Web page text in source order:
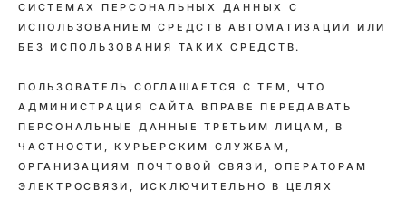
СИСТЕМАХ ПЕРСОНАЛЬНЫХ ДАННЫХ С
ИСПОЛЬЗОВАНИЕМ СРЕДСТВ АВТОМАТИЗАЦИИ ИЛИ
БЕЗ ИСПОЛЬЗОВАНИЯ ТАКИХ СРЕДСТВ.
ПОЛЬЗОВАТЕЛЬ СОГЛАШАЕТСЯ С ТЕМ, ЧТО
АДМИНИСТРАЦИЯ САЙТА ВПРАВЕ ПЕРЕДАВАТЬ
ПЕРСОНАЛЬНЫЕ ДАННЫЕ ТРЕТЬИМ ЛИЦАМ, В
ЧАСТНОСТИ, КУРЬЕРСКИМ СЛУЖБАМ,
ОРГАНИЗАЦИЯМ ПОЧТОВОЙ СВЯЗИ, ОПЕРАТОРАМ
ЭЛЕКТРОСВЯЗИ, ИСКЛЮЧИТЕЛЬНО В ЦЕЛЯХ